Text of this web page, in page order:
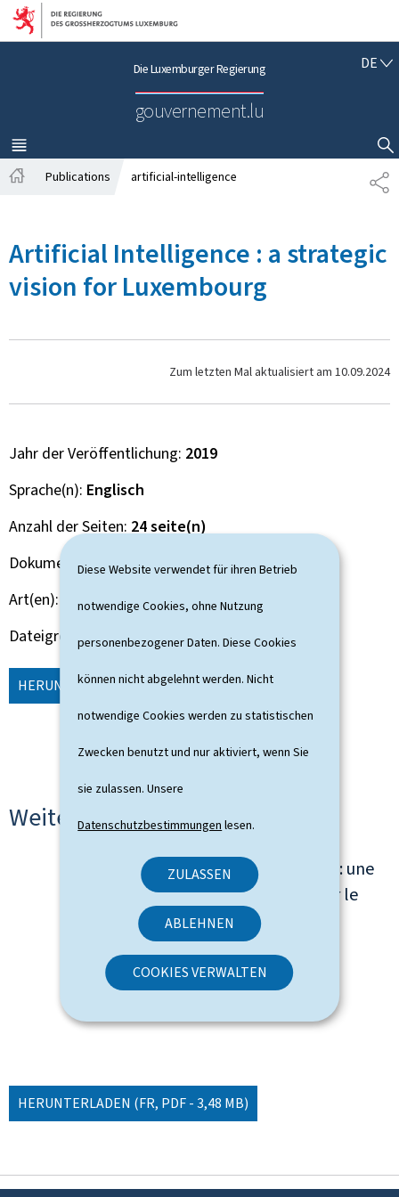
Diese Website verwendet für ihren Betrieb
notwendige Cookies, ohne Nutzung
personenbezogener Daten. Diese Cookies
können nicht abgelehnt werden. Nicht
notwendige Cookies werden zu statistischen
Zwecken benutzt und nur aktiviert, wenn Sie
sie zulassen. Unsere
Datenschutzbestimmungen lesen.
ZULASSEN
ABLEHNEN
COOKIES VERWALTEN
Zur Hauptnavigation
Zum Inhalt
Die Luxemburger Regierung
gouvernement.lu
DED
S
C
H
MENÜ
HAUPT-
SUCHFLED ANZEIGEN / SCHLIESSEN
T
E
E
r
t
s
t
Publications artificial-intelligence
Artificial Intelligence : a strategic
vision for Luxembourg
Zum letzten Mal aktualisiert am 10.09.2024
Jahr der Veröffentlichung 2019
Sprache(n) Englisch
Anzahl der Seiten 24 seite(n)
Dokumentformat Pdf
Art(en)
Bericht Studie Analyse
Dateigröße 4,09 MB
HERUNTERLADEN(EN, PDF - 4,09 MB)
Weitere Sprachen
Intelligence artificielle: une
vision stratégique pour le
Luxembourg
Sprache(n) Französisch
HERUNTERLADEN (FR, PDF - 3,48 MB)